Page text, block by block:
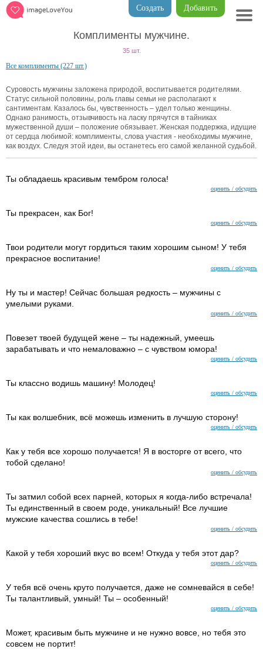
Добавить
Создать
Комплименты мужчине.
35 шт.
Все комплименты (227 шт.)
Суровость мужчины заложена природой, воспитывается родителями.
Статус сильной половины, роль главы семьи не располагают к
сантиментам. Казалось бы, чувственность – удел только женщины.
Однако ранимость, отзывчивость на ласку прячутся в тайниках
мужественной души – положение обязывает. Женская поддержка, идущие
от сердца любимой: комплименты, слова участия - необходимы мужчине,
как воздух. Следуя этой идеи, вы останетесь его самой желанной судьбой.
Ты обладаешь красивым тембром голоса!
оценить / обсудить
Ты прекрасен, как Бог!
оценить / обсудить
Твои родители могут гордиться таким хорошим сыном! У тебя
прекрасное воспитание!
оценить / обсудить
Ну ты и мастер! Сейчас большая редкость – мужчины с
умелыми руками.
оценить / обсудить
Повезет твоей будущей жене – ты надежный, умеешь
зарабатывать и что немаловажно – с чувством юмора!
оценить / обсудить
Ты классно водишь машину! Молодец!
оценить / обсудить
Ты как волшебник, всё можешь изменить в лучшую сторону!
оценить / обсудить
Как у тебя все хорошо получается! Я в восторге от всего, что
тобой сделано!
оценить / обсудить
Ты затмил собой всех парней, которых я когда-либо встречала!
Ты единственный в своем роде, уникальный! Все лучшие
мужские качества сошлись в тебе!
оценить / обсудить
Какой у тебя хороший вкус во всем! Откуда у тебя этот дар?
оценить / обсудить
У тебя всё очень круто получается, даже не сомневайся в себе!
Ты талантливый, умный! Ты – особенный!
оценить / обсудить
Может, красивым быть мужчине и не нужно вовсе, но тебя это
совсем не портит!